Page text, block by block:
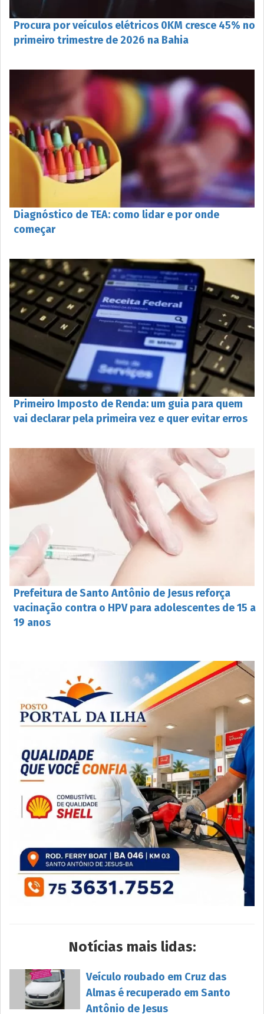
Procura por veículos elétricos 0KM cresce 45% no
primeiro trimestre de 2026 na Bahia
Diagnóstico de TEA: como lidar e por onde
começar
Primeiro Imposto de Renda: um guia para quem
vai declarar pela primeira vez e quer evitar erros
Prefeitura de Santo Antônio de Jesus reforça
vacinação contra o HPV para adolescentes de 15 a
19 anos
Notícias mais lidas:
Veículo roubado em Cruz das
Almas é recuperado em Santo
Antônio de Jesus